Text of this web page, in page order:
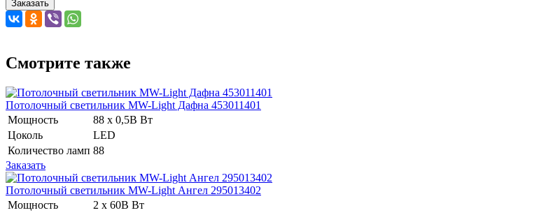
Заказать
Смотрите также
Потолочный светильник MW-Light Дафна 453011401
Мощность
88 x 0,5В Вт
Цоколь
LED
Количество ламп 88
Заказать
Потолочный светильник MW-Light Ангел 295013402
Мощность
2 x 60В Вт